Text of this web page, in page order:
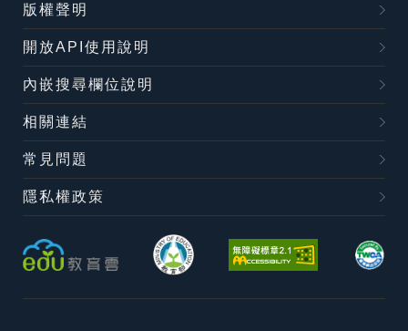
版權聲明
開放API使用說明
內嵌搜尋欄位說明
相關連結
常見問題
隱私權政策